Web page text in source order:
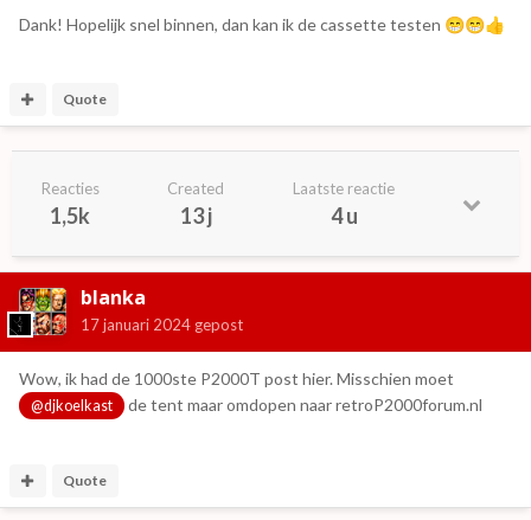
Dank! Hopelijk snel binnen, dan kan ik de cassette testen 😁😁👍
Quote
Reacties
1,5k
Created
13 j
Laatste reactie
4 u
blanka
17 januari 2024 gepost
Wow, ik had de 1000ste P2000T post hier. Misschien moet
@djkoelkast de tent maar omdopen naar retroP2000forum.nl
Quote